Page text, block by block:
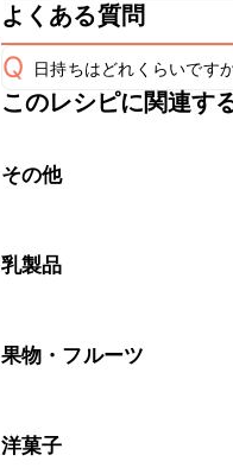
よくある質問
Q 日持ちはどれくらいです
保存期間は冷蔵で当日中
※日持ちは目安です。
このレシピに関連す
その他
乳製品
果物・フルーツ
洋菓子